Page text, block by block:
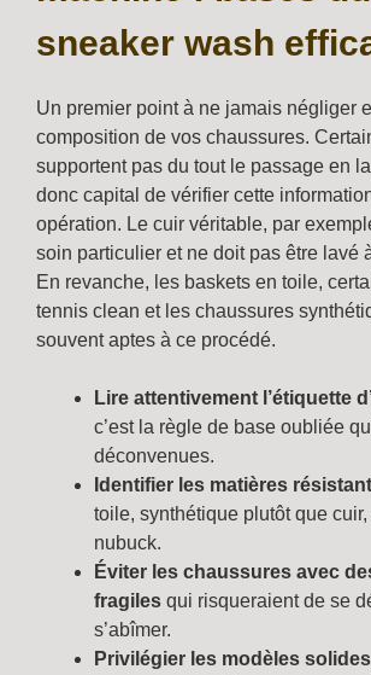
sneaker wash
Un premier point à ne jamais négliger
composition de vos chaussures.
supportent pas du tout le passage en
donc capital de vérifier cette
opération. Le cuir véritable, par
soin particulier et ne doit pas être lavé
En revanche, les baskets en toile,
tennis clean et les chaussures
souvent aptes à ce procédé.
Lire attentivement l’étiquette
c’est la règle de base oubliée
déconvenues.
Identifier les matières
toile, synthétique plutôt que
nubuck.
Éviter les chaussures avec
fragiles qui risqueraient de se
s’abîmer.
Privilégier les modèles